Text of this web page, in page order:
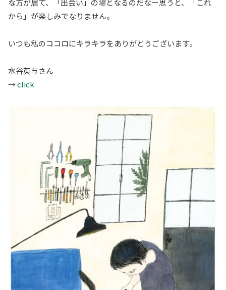
な方が居て、「出会い」の場となるのだなー思うと、「これ
から」が楽しみでなりません。
いつも私のココロにキラキラをありがとうございます。
水谷英与さん
→click